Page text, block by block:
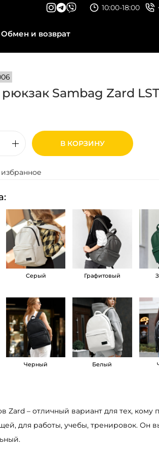
10:00-18:00
Обмен и возврат
Sambag Zard
В КОРЗИНУ
Серый Графитовый
Черный Белый
Zard – отличный вариант для тех, кому
для работы, учебы, тренировок. Он